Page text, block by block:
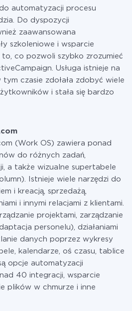
do automatyzacji procesu
Do dyspozycji
zaawansowana
szkoleniowe i wsparcie
co pozwoli szybko zrozumieć
Usługa istnieje na
czasie zdołała zdobyć wiele
i stała się bardzo
(Work OS) zawiera ponad
do różnych zadań,
a także wizualne supertabele
Istnieje wiele narzędzi do
i kreacją, sprzedażą,
i innymi relacjami z klientami.
projektami, zarządzanie
personelu), działaniami
danych poprzez wykresy
kalendarze, oś czasu, tablice
opcje automatyzacji
40 integracji, wsparcie
plików w chmurze i inne